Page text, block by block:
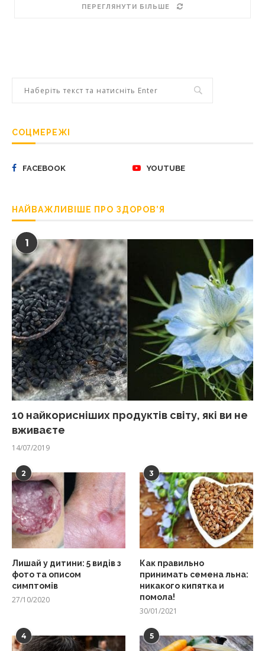
ПЕРЕГЛЯНУТИ БІЛЬШЕ
СОЦМЕРЕЖІ
FACEBOOK YOUTUBE
НАЙВАЖЛИВІШЕ ПРО ЗДОРОВ’Я
1
10 найкорисніших продуктів світу, які ви не
вживаєте
14/07/2019
2
Лишай у дитини: 5 видів з
фото та описом
симптомів
27/10/2020
3
Как правильно
принимать семена льна:
никакого кипятка и
помола!
30/01/2021
4 5